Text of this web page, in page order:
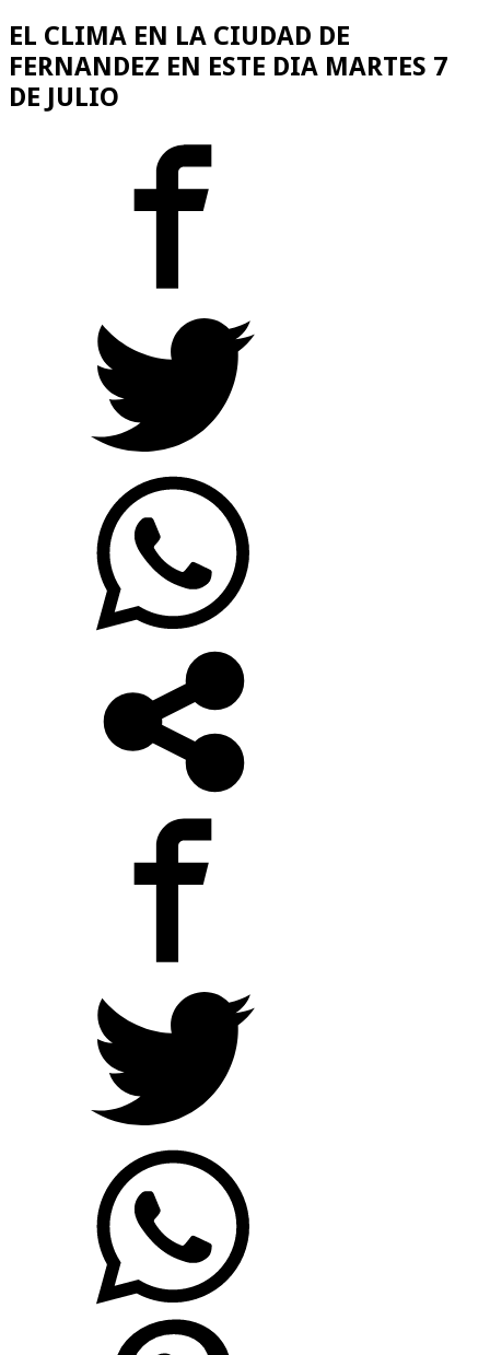
EL CLIMA EN LA CIUDAD DE
FERNANDEZ EN ESTE DIA MARTES 7
DE JULIO